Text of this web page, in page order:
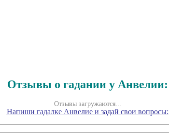
Отзывы о гадании у Анвелии:
Отзывы загружаются...
Напиши гадалке Анвелие и задай свои вопросы: